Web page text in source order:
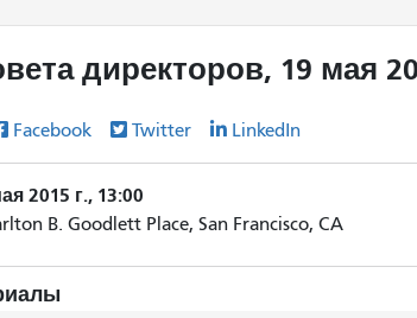
директоров, 19 мая
Facebook Twitter LinkedIn
2015 г., 13:00
B. Goodlett Place, San Francisco, CA